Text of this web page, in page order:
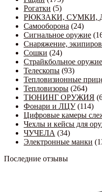
Рогатки (5)
РЮКЗАКИ, СУМКИ,
Самооборона (24)
Сигнальное оружие
Снаряжение,
Сошки (24)
Страйкбольное оружие
Телескопы (93)
Тепловизионные
Тепловизоры (264)
ТЮНИНГ ОРУЖИЯ
Фонари и ЛЦУ (114)
Цифровые камеры
Чехлы и кейсы для
ЧУЧЕЛА (34)
Электронные манки
Последние отзывы